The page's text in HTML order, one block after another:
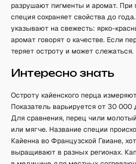
разрушают пигменты и аромат. При
специя сохраняет свойства до
указывают на свежесть: ярко-
аромат говорят о качестве. Если
теряет остроту и может слежаться.
Интересно знать
Остроту кайенского перца
Показатель варьируется от 30
Для сравнения, перец чили
или мягче. Название специи
Кайенна во Французской Гвиане,
выращивают в разных регионах.